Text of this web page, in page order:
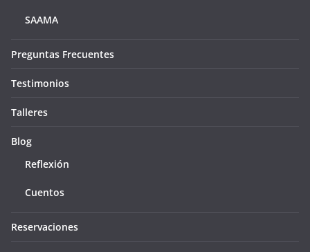
SAAMA
Preguntas Frecuentes
Testimonios
Talleres
Blog
Reflexión
Cuentos
Reservaciones